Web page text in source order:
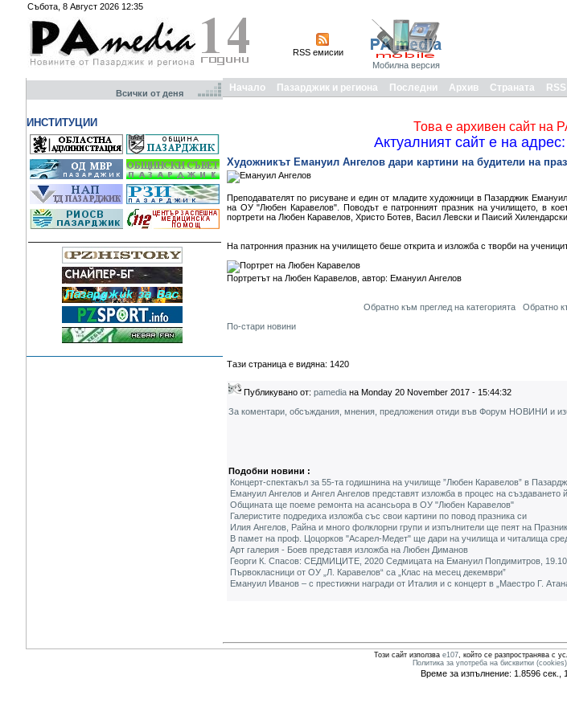
Събота, 8 Август 2026 12:35
RSS емисии
Мобилна версия
Всички от деня
ИНСТИТУЦИИ
Начало Пазарджик и региона Последни Архив Страната
Това е архивен сайт на
Актуалният сайт е на адрес:
Художникът Емануил Ангелов дари картини на будители на
Преподавателят по рисуване и един от младите художници в Пазарджик
на ОУ "Любен Каравелов". Поводът е патронният празник на училището, в
портрети на Любен Каравелов, Христо Ботев, Васил Левски и Паисий Хилендарски.
На патронния празник на училището беше открита и изложба с творби на
Портретът на Любен Каравелов, автор: Емануил Ангелов
Обратно към преглед на категорията
Обратно
По-стари новини
Тази страница е видяна: 1420
Публикувано от: pamedia на Monday 20 November 2017 - 15:44:32
За коментари, обсъждания, мнения, предложения отиди във Форум НОВИНИ и
Подобни новини :
Концерт-спектакъл за 55-та годишнина на училище ”Любен Каравелов” в
Емануил Ангелов и Ангел Ангелов представят изложба в процес на създаването
Общината ще поеме ремонта на асансьора в ОУ "Любен Каравелов"
Галеристите подредиха изложба със свои картини по повод празника си
Илия Ангелов, Райна и много фолклорни групи и изпълнители ще пеят на
В памет на проф. Цоцорков "Асарел-Медет" ще дари на училища и читалища
Арт галерия - Боев представя изложба на Любен Диманов
Георги К. Спасов: СЕДМИЦИТЕ, 2020 Седмицата на Емануил Попдимитров,
Първокласници от ОУ „Л. Каравелов“ са „Клас на месец декември”
Емануил Иванов – с престижни награди от Италия и с концерт в „Маестро Г.
Този сайт използва e107, който се разпространява с
Политика за употреба на бисквитки (cookies)
Време за изпълнение: 1.8596 сек.,